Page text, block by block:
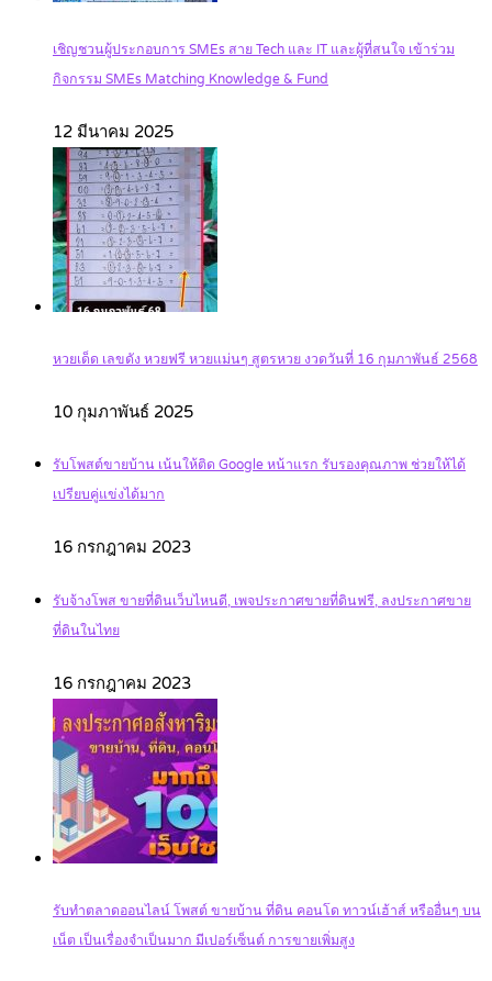
เชิญชวนผู้ประกอบการ SMEs สาย Tech และ IT และผู้ที่สนใจ เข้าร่วม
กิจกรรม SMEs Matching Knowledge & Fund
12 มีนาคม 2025
หวยเด็ด เลขดัง หวยฟรี หวยแม่นๆ สูตรหวย งวดวันที่ 16 กุมภาพันธ์ 2568
10 กุมภาพันธ์ 2025
รับโพสต์ขายบ้าน เน้นให้ติด Google หน้าแรก รับรองคุณภาพ ช่วยให้ได้
เปรียบคู่แข่งได้มาก
16 กรกฎาคม 2023
รับจ้างโพส ขายที่ดินเว็บไหนดี, เพจประกาศขายที่ดินฟรี, ลงประกาศขาย
ที่ดินในไทย
16 กรกฎาคม 2023
รับทำตลาดออนไลน์ โพสต์ ขายบ้าน ที่ดิน คอนโด ทาวน์เฮ้าส์ หรืออื่นๆ บน
เน็ต เป็นเรื่องจำเป็นมาก มีเปอร์เซ็นต์ การขายเพิ่มสูง